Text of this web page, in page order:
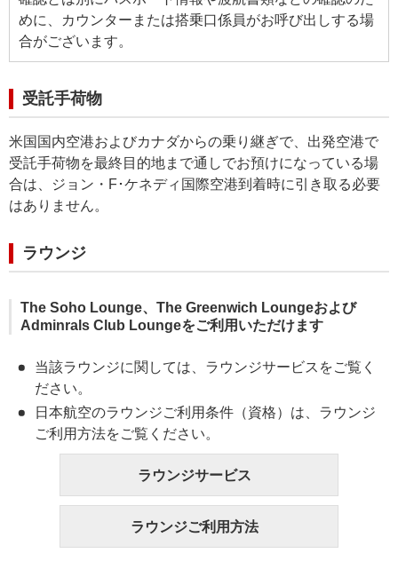
めに、カウンターまたは搭乗口係員がお呼び出しする場
合がございます。
受託手荷物
米国国内空港およびカナダからの乗り継ぎで、出発空港で
受託手荷物を最終目的地まで通しでお預けになっている場
合は、ジョン・F･ケネディ国際空港到着時に引き取る必要
はありません。
ラウンジ
The Soho Lounge、The Greenwich Loungeおよび
Adminrals Club Loungeをご利用いただけます
当該ラウンジに関しては、ラウンジサービスをご覧く
ださい。
日本航空のラウンジご利用条件（資格）は、ラウンジ
ご利用方法をご覧ください。
ラウンジサービス
ラウンジご利用方法